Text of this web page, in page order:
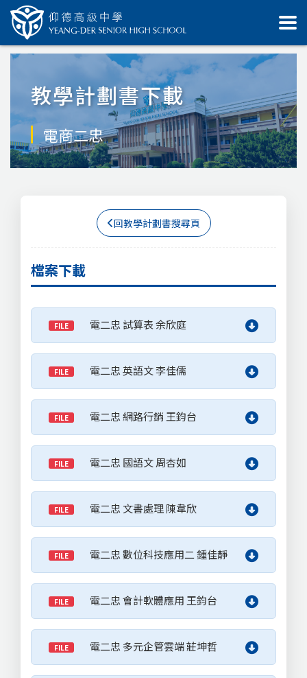
教學計劃書下載
電商二忠
回教學計劃書搜尋頁
檔案下載
FILE 電二忠 試算表 余欣庭
FILE 電二忠 英語文 李佳儒
FILE 電二忠 網路行銷 王鈞台
FILE 電二忠 國語文 周杏如
FILE 電二忠 文書處理 陳韋欣
FILE 電二忠 數位科技應用二 鍾佳靜
FILE 電二忠 會計軟體應用 王鈞台
FILE 電二忠 多元企管雲端 莊坤哲